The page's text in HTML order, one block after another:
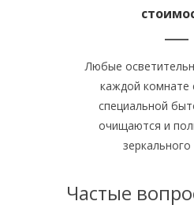
Любые
каждой
специальной
очищаются и
зеркального
Частые